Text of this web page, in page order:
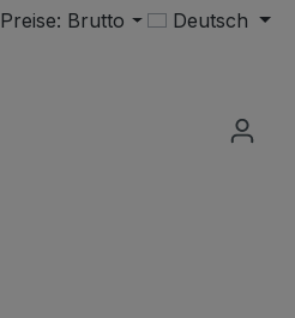
Preise: Brutto Deutsch